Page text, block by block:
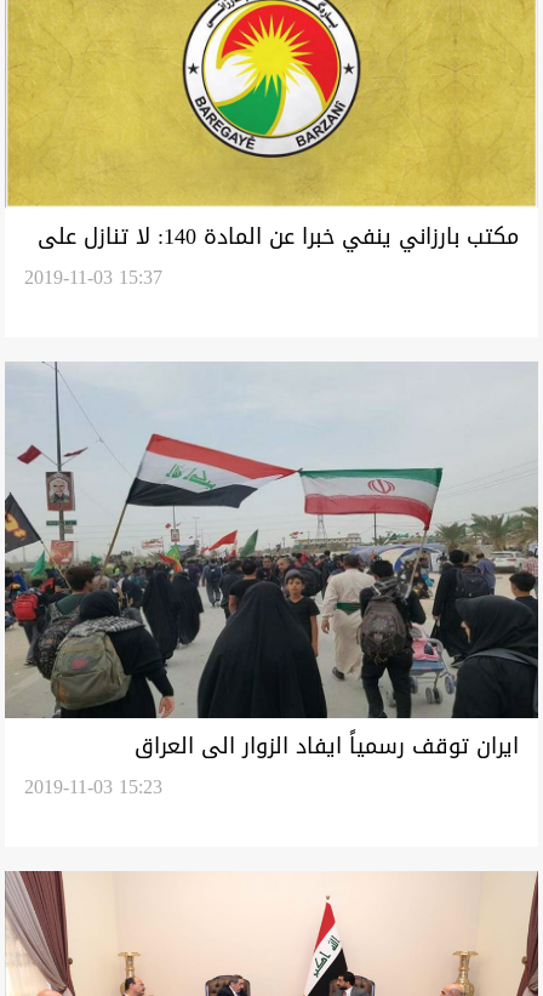
مكتب بارزاني ينفي خبرا عن المادة 140: لا تنازل على
2019-11-03 15:37
ايران توقف رسمياً ايفاد الزوار الى العراق
2019-11-03 15:23